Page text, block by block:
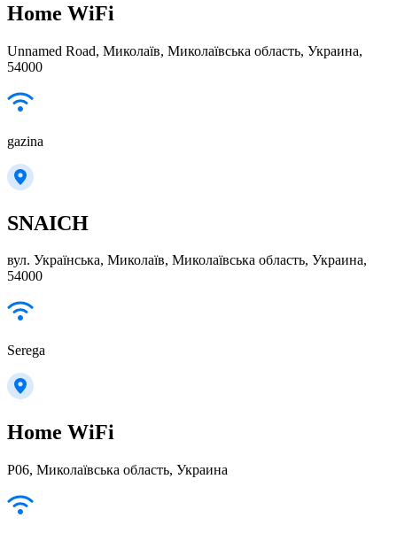
Home WiFi
Unnamed Road, Миколаїв, Миколаївська область, Украина,
54000
gazina
SNAICH
вул. Українська, Миколаїв, Миколаївська область, Украина,
54000
Serega
Home WiFi
Р06, Миколаївська область, Украина